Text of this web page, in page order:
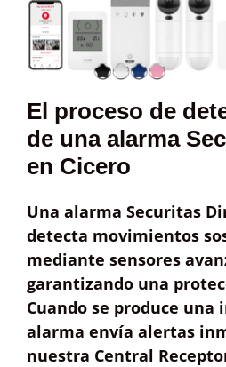
El proceso de
de una alarma
en Cicero
Una alarma Securitas
detecta movimientos
mediante sensores
garantizando una
Cuando se produce una
alarma envía alertas
nuestra Central